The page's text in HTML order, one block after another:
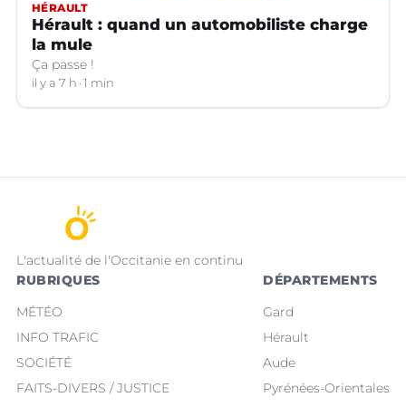
HÉRAULT
Hérault : quand un automobiliste charge
la mule
Ça passe !
il y a 7 h 1 min
L'actualité de l'Occitanie en continu
RUBRIQUES
MÉTÉO
INFO TRAFIC
SOCIÉTÉ
FAITS-DIVERS / JUSTICE
DÉPARTEMENTS
Gard
Hérault
Aude
Pyrénées-Orientales